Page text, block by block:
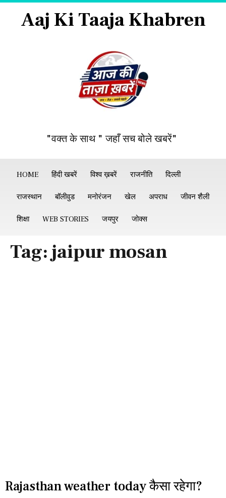
Aaj Ki Taaja Khabren
"वक्त के साथ " जहाँ सच बोले खबरें"
HOME हिंदी खबरें विश्व ख़बरें राजनीति दिल्ली
राजस्थान बॉलीवुड मनोरंजन खेल अपराध जीवन शैली
शिक्षा WEB STORIES जयपुर जोक्स
Tag:jaipur mosan
Rajasthan weather today कैसा रहेगा?